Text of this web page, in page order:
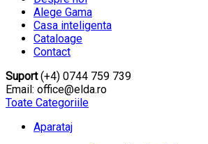
Alege Gama
Casa inteligenta
Cataloage
Contact
Suport(+4) 0744 759 739
Email: office@elda.ro
Toate Categoriile
Aparataj